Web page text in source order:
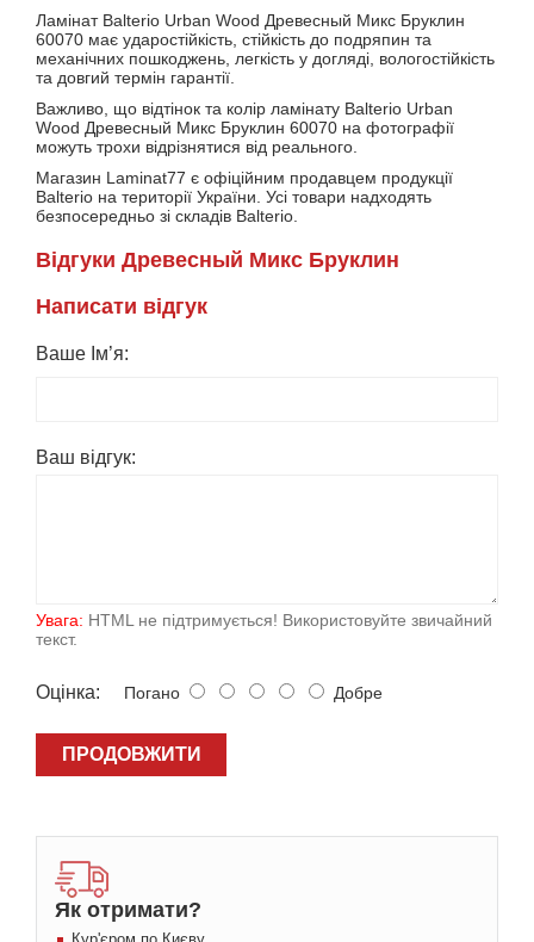
Ламінат Balterio Urban Wood Древесный Микс Бруклин
60070 має ударостійкість, стійкість до подряпин та
механічних пошкоджень, легкість у догляді, вологостійкість
та довгий термін гарантії.
Важливо, що відтінок та колір ламінату Balterio Urban
Wood Древесный Микс Бруклин 60070 на фотографії
можуть трохи відрізнятися від реального.
Магазин Laminat77 є офіційним продавцем продукції
Balterio на території України. Усі товари надходять
безпосередньо зі складів Balterio.
Вiдгуки Древесный Микс Бруклин
Написати вiдгук
Ваше Ім’я:
Ваш вiдгук:
Увага: HTML не підтримується! Використовуйте звичайний
текст.
Оцiнка: Погано Добре
ПРОДОВЖИТИ
Як отримати?